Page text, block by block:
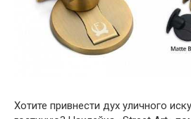
Хотите привнести дух уличного